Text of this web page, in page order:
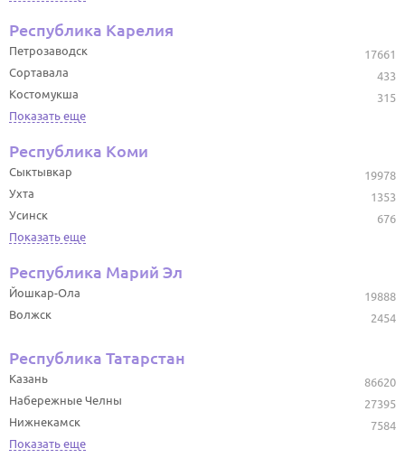
Республика Карелия
17661
Петрозаводск
433
Сортавала
315
Костомукша
Показать еще
Республика Коми
19978
Сыктывкар
1353
Ухта
676
Усинск
Показать еще
Республика Марий Эл
19888
Йошкар-Ола
2454
Волжск
Республика Татарстан
86620
Казань
27395
Набережные Челны
7584
Нижнекамск
Показать еще